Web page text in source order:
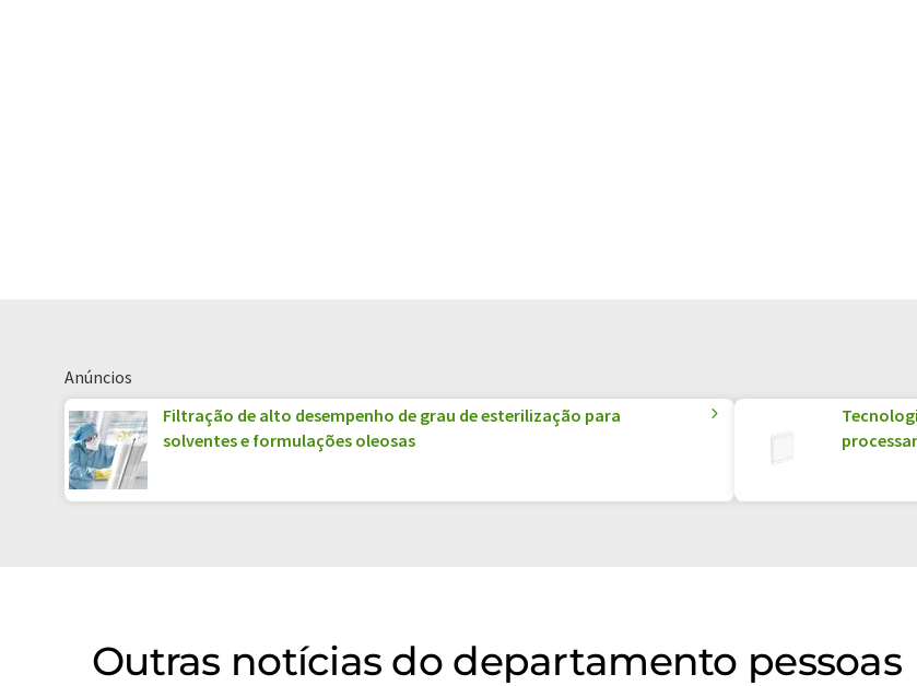
Anúncios
Filtração de alto desempenho de grau de esterilização para
solventes e formulações oleosas
Outras notícias do departamento pessoas